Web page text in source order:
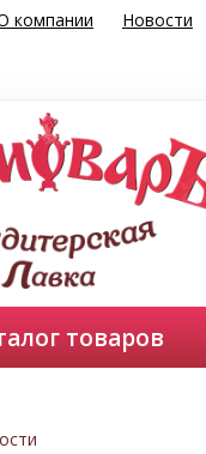
компании Новости
товаров